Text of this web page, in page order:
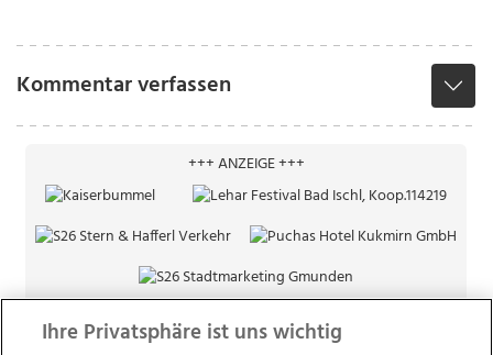
Kommentar verfassen
+++ ANZEIGE +++
Ihre Privatsphäre ist uns wichtig